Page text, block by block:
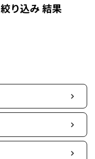
り込み 結果